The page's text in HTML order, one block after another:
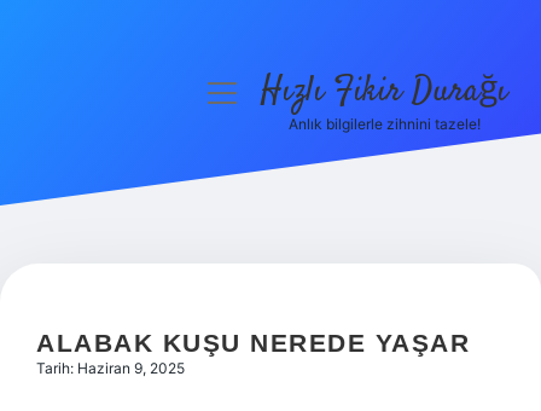
Hakkımızda
menüyüHızlı Fikir Durağı
Anlık bilgilerle zihnini tazele!
ALABAK KUŞU NEREDE YAŞAR
Tarih: Haziran 9, 2025